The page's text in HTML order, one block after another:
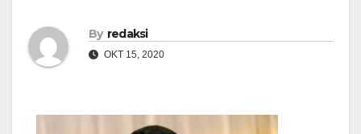
By redaksi
OKT 15, 2020